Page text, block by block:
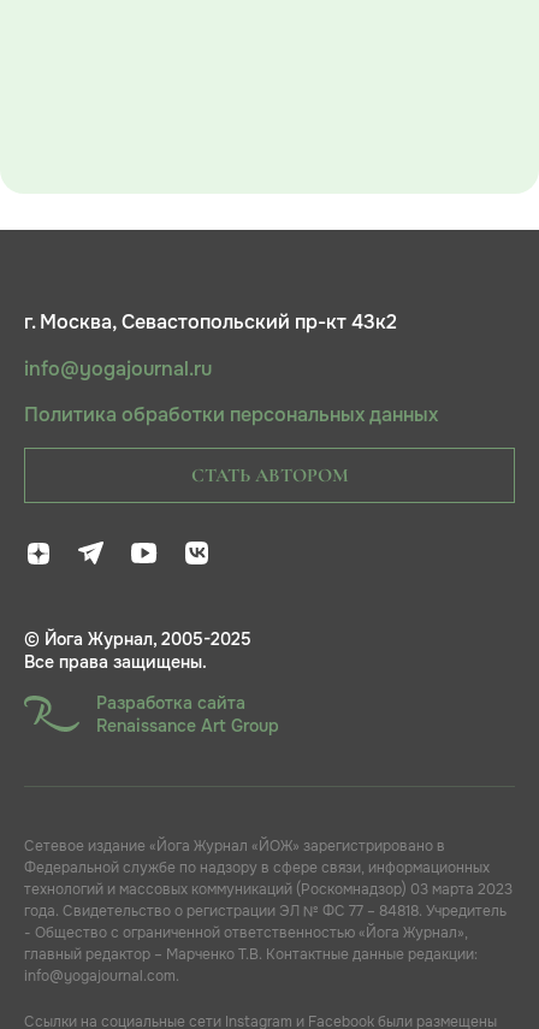
г. Москва, Севастопольский пр-кт 43к2
info@yogajournal.ru
Политика обработки персональных данных
СТАТЬ АВТОРОМ
© Йога Журнал, 2005-2025
Все права защищены.
Разработка сайта
Renaissance Art Group
Сетевое издание «Йога Журнал «ЙОЖ» зарегистрировано в
Федеральной службе по надзору в сфере связи, информационных
технологий и массовых коммуникаций (Роскомнадзор) 03 марта 2023
года. Свидетельство о регистрации ЭЛ № ФС 77 – 84818. Учредитель
- Общество с ограниченной ответственностью «Йога Журнал»,
главный редактор – Марченко Т.В. Контактные данные редакции:
info@yogajournal.com.
Ссылки на социальные сети Instagram и Facebook были размещены